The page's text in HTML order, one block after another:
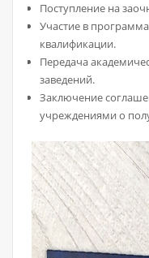
Поступление на
Участие в
квалификации.
Передача
заведений.
Заключение
учреждениями о